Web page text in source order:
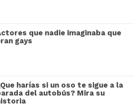
que nadie imaginaba que
gays
harías si un oso te sigue a la
del autobús? Mira su